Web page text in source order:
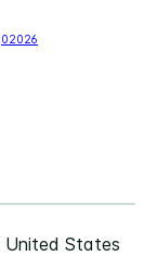
United States